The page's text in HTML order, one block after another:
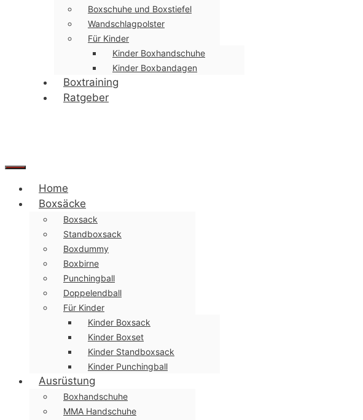
Boxschuhe und Boxstiefel
Wandschlagpolster
Für Kinder
Kinder Boxhandschuhe
Kinder Boxbandagen
Boxtraining
Ratgeber
Menü
Home
Boxsäcke
Boxsack
Standboxsack
Boxdummy
Boxbirne
Punchingball
Doppelendball
Für Kinder
Kinder Boxsack
Kinder Boxset
Kinder Standboxsack
Kinder Punchingball
Ausrüstung
Boxhandschuhe
MMA Handschuhe